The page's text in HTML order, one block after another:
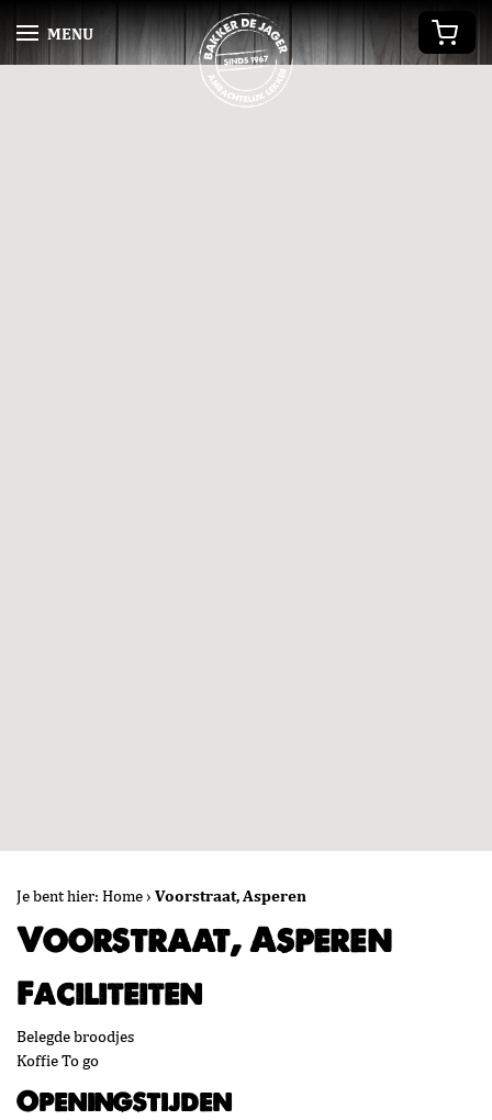
Je bent hier: Home › Voorstraat, Asperen
Voorstraat, Asperen
Faciliteiten
Belegde broodjes
Koffie To go
Openingstijden